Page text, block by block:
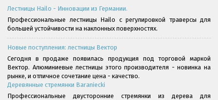
Лестницы Hailo - Инновации из Германии.
Профессиональные лестницы Hailo с регулировкой траверсы для
большей устойчивости на наклонных поверхностях.
Новые поступления: лестницы Вектор
Сегодня в продаже появилась продукция под торговой маркой
Вектор. Алюминиевые лестницы этого производителя - новинка на
рынке, и отличное сочетание цена - качество.
Деревянные стремянки Baraniecki
Профессиональные двусторонние стремянки из дерева для